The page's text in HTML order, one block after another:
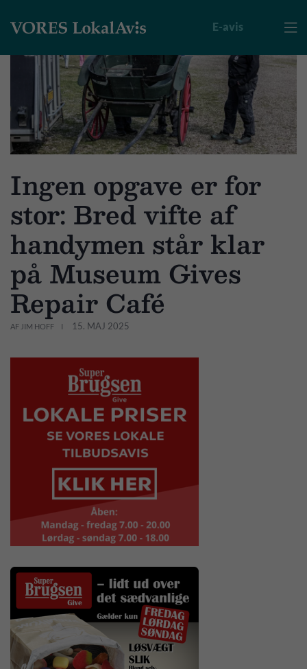

E-avis
Ingen opgave er for
stor: Bred vifte af
handymen står klar
på Museum Gives
Repair Café
AF JIM HOFF 15. MAJ 2025